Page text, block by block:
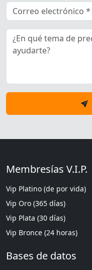
Membresías V.I.P.
Vip Platino (de por vida)
Vip Oro (365 días)
Vip Plata (30 días)
Vip Bronce (24 horas)
Bases de datos